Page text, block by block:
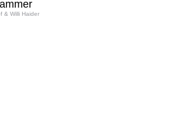
& Willi Haider